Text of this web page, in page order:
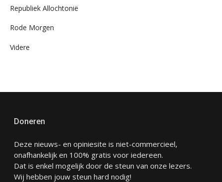
Republiek Allochtonië
Rode Morgen
Videre
Doneren
Deze nieuws- en opiniesite is niet-commercieel,
onafhankelijk en 100% gratis voor iedereen.
Dat is enkel mogelijk door de steun van onze lezers.
Wij hebben jouw steun hard nodig!